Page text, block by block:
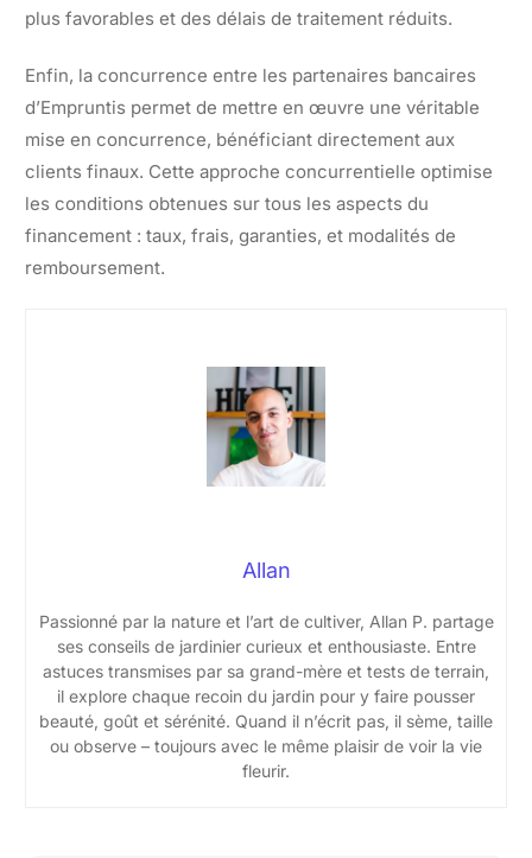
plus favorables et des délais de traitement réduits.
Enfin, la concurrence entre les partenaires bancaires
d’Empruntis permet de mettre en œuvre une véritable
mise en concurrence, bénéficiant directement aux
clients finaux. Cette approche concurrentielle optimise
les conditions obtenues sur tous les aspects du
financement : taux, frais, garanties, et modalités de
remboursement.
Allan
Passionné par la nature et l’art de cultiver, Allan P. partage
ses conseils de jardinier curieux et enthousiaste. Entre
astuces transmises par sa grand-mère et tests de terrain,
il explore chaque recoin du jardin pour y faire pousser
beauté, goût et sérénité. Quand il n’écrit pas, il sème, taille
ou observe – toujours avec le même plaisir de voir la vie
fleurir.